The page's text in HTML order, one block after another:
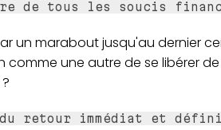
de tous les soucis
un marabout jusqu'au dernier
une autre de se libérer
retour immédiat et